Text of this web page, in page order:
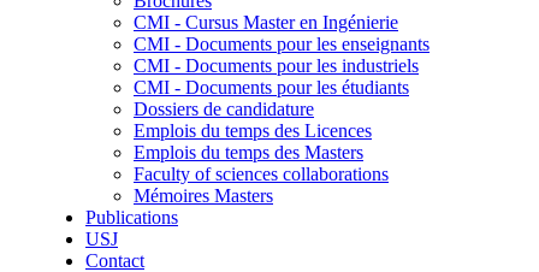
CMI - Cursus Master en Ingénierie
CMI - Documents pour les enseignants
CMI - Documents pour les industriels
CMI - Documents pour les étudiants
Dossiers de candidature
Emplois du temps des Licences
Emplois du temps des Masters
Faculty of sciences collaborations
Mémoires Masters
Publications
USJ
Contact